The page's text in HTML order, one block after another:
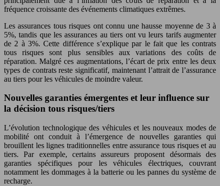
fréquence croissante des événements climatiques extrêmes.
Les assurances tous risques ont connu une hausse moyenne de 3 à
5%, tandis que les assurances au tiers ont vu leurs tarifs augmenter
de 2 à 3%. Cette différence s’explique par le fait que les contrats
tous risques sont plus sensibles aux variations des coûts de
réparation. Malgré ces augmentations, l’écart de prix entre les deux
types de contrats reste significatif, maintenant l’attrait de l’assurance
au tiers pour les véhicules de moindre valeur.
Nouvelles garanties émergentes et leur influence sur
la décision tous risques/tiers
L’évolution technologique des véhicules et les nouveaux modes de
mobilité ont conduit à l’émergence de nouvelles garanties qui
brouillent les lignes traditionnelles entre assurance tous risques et au
tiers. Par exemple, certains assureurs proposent désormais des
garanties spécifiques pour les véhicules électriques, couvrant
notamment les dommages à la batterie ou les pannes du système de
recharge.